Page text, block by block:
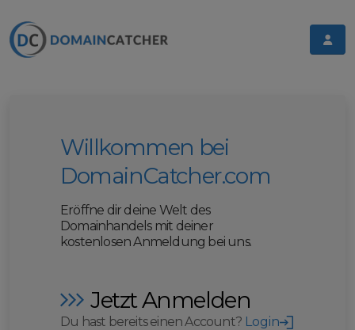
Willkommen bei
DomainCatcher.com
Eröffne dir deine Welt des
Domainhandels mit deiner
kostenlosen Anmeldung bei uns.
Jetzt Anmelden
Du hast bereits einen Account? Login